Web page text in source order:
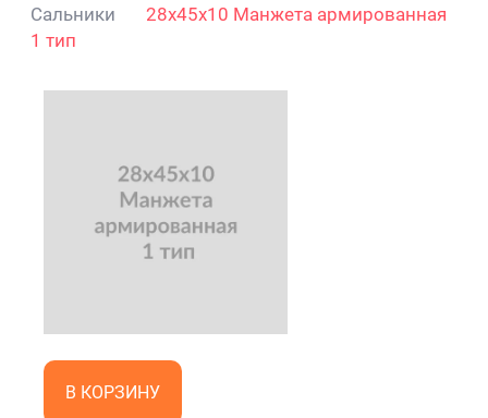
Сальники
28x45x10 Манжета армированная
1 тип
В КОРЗИНУ